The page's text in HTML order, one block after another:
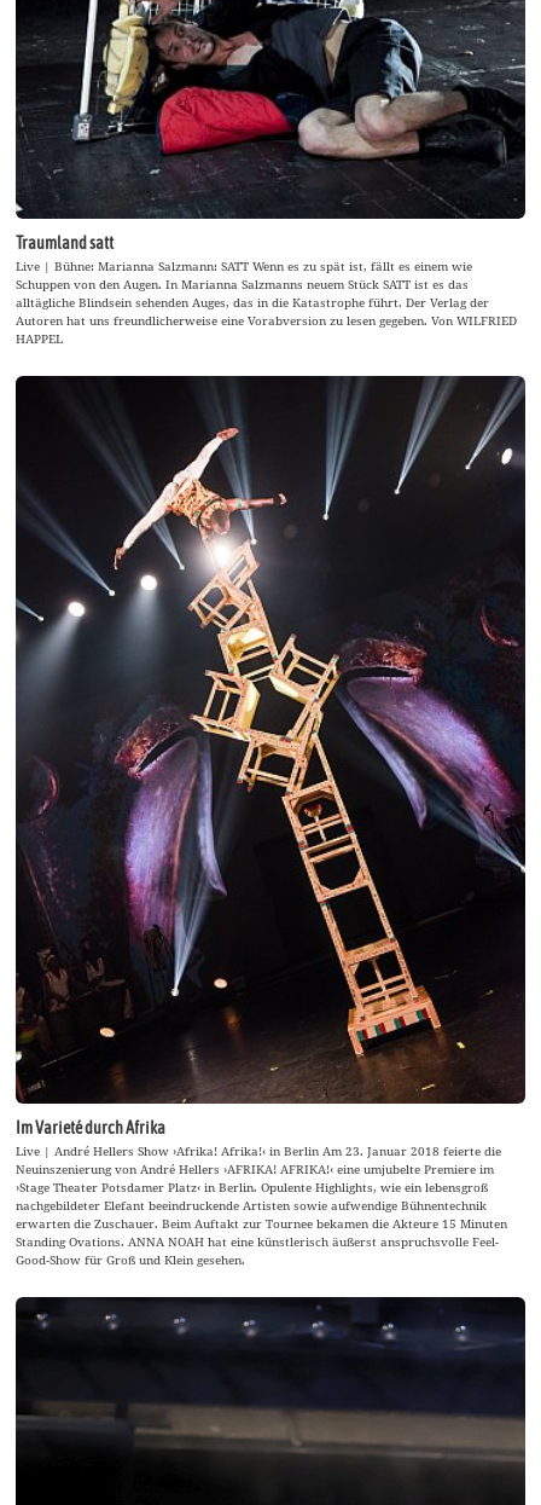
Traumland satt
Live | Bühne: Marianna Salzmann: SATT Wenn es zu spät ist, fällt es einem wie
Schuppen von den Augen. In Marianna Salzmanns neuem Stück SATT ist es das
alltägliche Blindsein sehenden Auges, das in die Katastrophe führt. Der Verlag der
Autoren hat uns freundlicherweise eine Vorabversion zu lesen gegeben. Von WILFRIED
HAPPEL
Im Varieté durch Afrika
Live | André Hellers Show ›Afrika! Afrika!‹ in Berlin Am 23. Januar 2018 feierte die
Neuinszenierung von André Hellers ›AFRIKA! AFRIKA!‹ eine umjubelte Premiere im
›Stage Theater Potsdamer Platz‹ in Berlin. Opulente Highlights, wie ein lebensgroß
nachgebildeter Elefant beeindruckende Artisten sowie aufwendige Bühnentechnik
erwarten die Zuschauer. Beim Auftakt zur Tournee bekamen die Akteure 15 Minuten
Standing Ovations. ANNA NOAH hat eine künstlerisch äußerst anspruchsvolle Feel-
Good-Show für Groß und Klein gesehen.